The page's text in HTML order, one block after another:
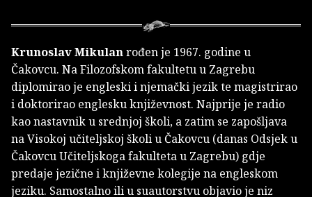
Krunoslav Mikulanrođen je 1967. godine u
Čakovcu. Na Filozofskom fakultetu u Zagrebu
diplomirao je engleski i njemački jezik te magistrirao
i doktorirao englesku književnost. Najprije je radio
kao nastavnik u srednjoj školi, a zatim se zapošljava
na Visokoj učiteljskoj školi u Čakovcu (danas Odsjek u
Čakovcu Učiteljskoga fakulteta u Zagrebu) gdje
predaje jezične i književne kolegije na engleskom
jeziku. Samostalno ili u suautorstvu objavio je niz